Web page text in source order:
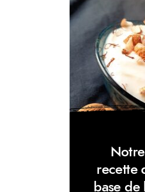
recette
base de